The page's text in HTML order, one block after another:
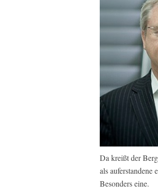
Da kreißt der
als auferstandene
Besonders eine.